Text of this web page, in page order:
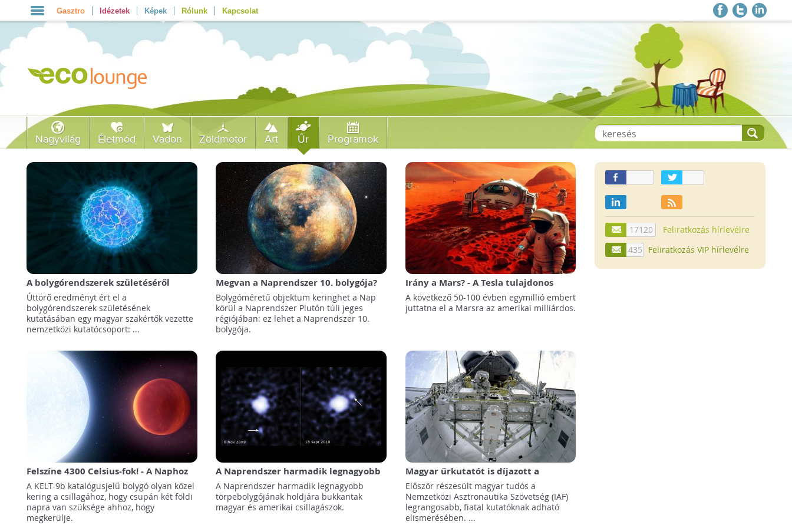
Gasztro Idézetek Képek Rólunk Kapcsolat
Nagyvilág Életmód Vadon Zöldmotor Art Űr Programok
A bolygórendszerek születéséről
szereztek fontos információkat
magyar kutatók
Úttörő eredményt ért el a
bolygórendszerek születésének
kutatásában egy magyar szakértők vezette
nemzetközi kutatócsoport: ...
Megvan a Naprendszer 10. bolygója?
Bolygóméretű objektum keringhet a Nap
körül a Naprendszer Plutón túli jeges
régiójában: ez lehet a Naprendszer 10.
bolygója.
Irány a Mars? - A Tesla tulajdonos
"Vasember" Elon Musk egymillió
embert juttatna el a vörös bolygóra
A következő 50-100 évben egymillió embert
juttatna el a Marsra az amerikai milliárdos.
Felszíne 4300 Celsius-fok! - A Naphoz
hasonlóan forró bolygóra bukkantak
A KELT-9b katalógusjelű bolygó olyan közel
kering a csillagához, hogy csupán két földi
napra van szüksége ahhoz, hogy
megkerülje.
A Naprendszer harmadik legnagyobb
törpebolygójának holdjára bukkantak
A Naprendszer harmadik legnagyobb
törpebolygójának holdjára bukkantak
magyar és amerikai csillagászok.
Magyar űrkutatót is díjazott a
Nemzetközi Asztronautika Szövetség
Először részesült magyar tudós a
Nemzetközi Asztronautika Szövetség (IAF)
legrangosabb, fiatal kutatóknak adható
elismerésében. ...
17120
Feliratkozás hírlevélre
435
Feliratkozás VIP hírlevélre